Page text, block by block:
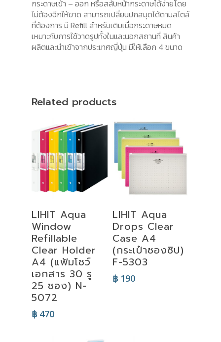
กระดาษเข้า – ออก หรือสลับหน้ากระดาษได้ง่ายโดย
ไม่ต้องฉีกให้ขาด สามารถเปลี่ยนปกสมุดได้ตามสไตล์
ที่ต้องการ มี Refill สำหรับเติมเมื่อกระดาษหมด
เหมาะกับการใช้วาดรูปทั้งในและนอกสถานที่ สินค้า
ผลิตและนำเข้าจากประเทศญี่ปุ่น มีให้เลือก 4 ขนาด
Related products
Select
Options
LIHIT Aqua
Window
Refillable
Clear Holder
A4 (แฟ้มโชว์
เอกสาร 30 รู
25 ซอง) N-
5072
฿ 470
Select
Options
LIHIT Aqua
Drops Clear
Case A4
(กระเป๋าซองซิป)
F-5303
฿190